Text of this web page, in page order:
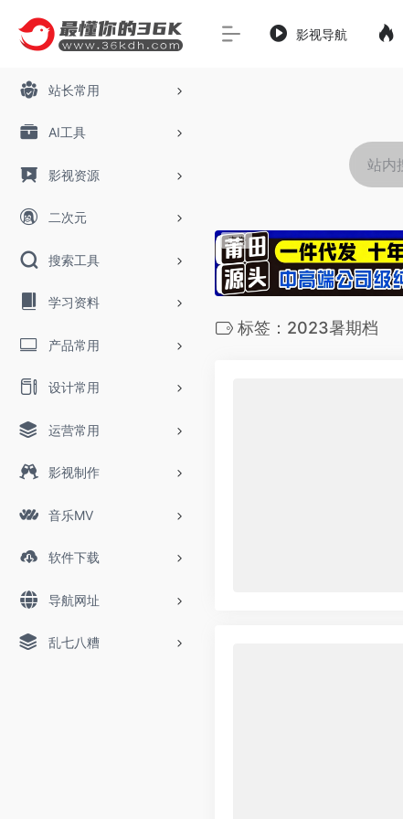
站长常用
AI工具
影视资源
二次元
搜索工具
学习资料
产品常用
设计常用
运营常用
影视制作
音乐MV
软件下载
导航网址
乱七八糟
影视导航
标签：2023暑期档